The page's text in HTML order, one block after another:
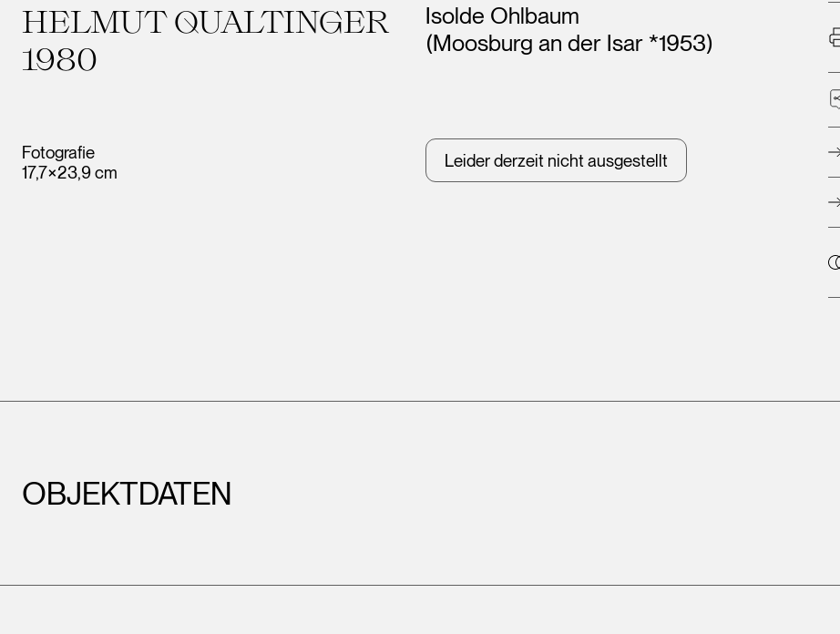
HELMUT QUALTINGER
1980
Fotografie
17,7×23,9 cm
Künstler*innen
Isolde Ohlbaum
(Moosburg an der Isar *1953)
Leider derzeit nicht ausgestellt
OBJEKTDATEN